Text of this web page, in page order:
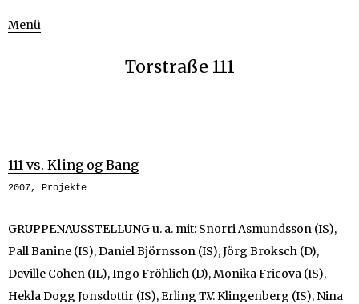
Menü
Torstraße 111
111 vs. Kling og Bang
2007, Projekte
GRUPPENAUSSTELLUNG u. a. mit: Snorri Asmundsson (IS),
Pall Banine (IS), Daniel Björnsson (IS), Jörg Broksch (D),
Deville Cohen (IL), Ingo Fröhlich (D), Monika Fricova (IS),
Hekla Dogg Jonsdottir (IS), Erling T.V. Klingenberg (IS), Nina